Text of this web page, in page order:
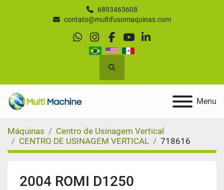
6893463608
contato@multifusomaquinas.com
whatsapp
instagram
facebook
youtubelinkedin
Pesquisar
Menu
Máquinas
Centro de Usinagem Vertical
CENTRO DE USINAGEM VERTICAL
718616
2004 ROMI D1250